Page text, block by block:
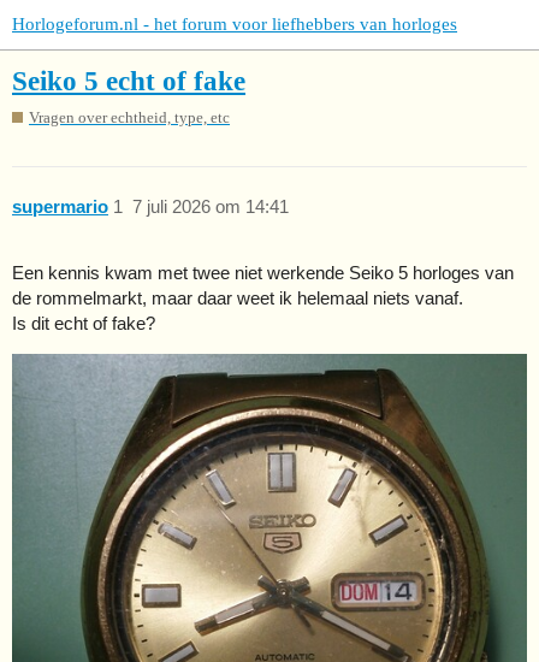
Horlogeforum.nl - het forum voor liefhebbers van horloges
Seiko 5 echt of fake
Vragen over echtheid, type, etc
supermario 7 juli 2026 om 14:41
1
Een kennis kwam met twee niet werkende Seiko 5 horloges van
de rommelmarkt, maar daar weet ik helemaal niets vanaf.
Is dit echt of fake?